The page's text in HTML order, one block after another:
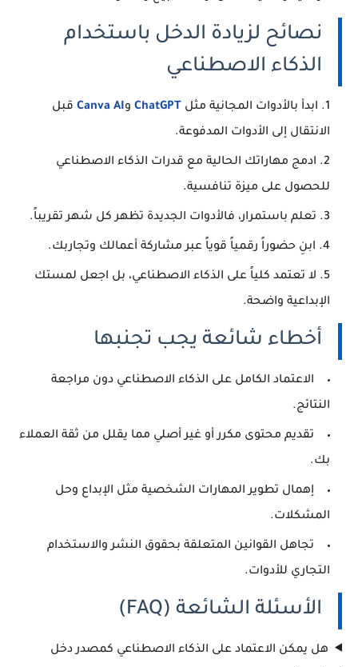
نصائح لزيادة الدخل باستخدام
الذكاء الاصطناعي
ابدأ بالأدوات المجانية مثل ChatGPT وCanva AI قبل
الانتقال إلى الأدوات المدفوعة.
ادمج مهاراتك الحالية مع قدرات الذكاء الاصطناعي
للحصول على ميزة تنافسية.
تعلم باستمرار، فالأدوات الجديدة تظهر كل شهر تقريباً.
ابنِ حضوراً رقمياً قوياً عبر مشاركة أعمالك وتجاربك.
لا تعتمد كلياً على الذكاء الاصطناعي، بل اجعل لمستك
الإبداعية واضحة.
أخطاء شائعة يجب تجنبها
الاعتماد الكامل على الذكاء الاصطناعي دون مراجعة
النتائج.
تقديم محتوى مكرر أو غير أصلي مما يقلل من ثقة العملاء
بك.
إهمال تطوير المهارات الشخصية مثل الإبداع وحل
المشكلات.
تجاهل القوانين المتعلقة بحقوق النشر والاستخدام
التجاري للأدوات.
الأسئلة الشائعة (FAQ)
هل يمكن الاعتماد على الذكاء الاصطناعي كمصدر دخل